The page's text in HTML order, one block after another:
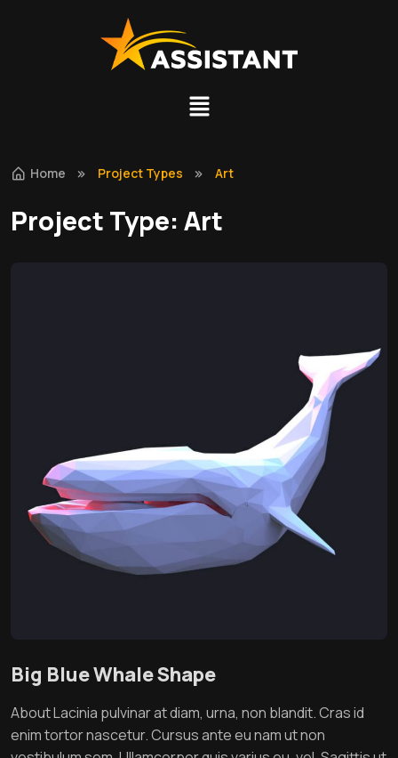
Home Project Types Art
Project Type: Art
Big Blue Whale Shape
About Lacinia pulvinar at diam, urna, non blandit. Cras id
enim tortor nascetur. Cursus ante eu nam ut non